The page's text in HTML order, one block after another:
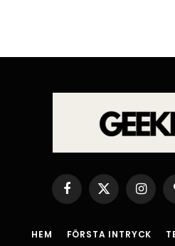
Facebook
X
(Twitter)
HEM FÖRSTA INTRYCK